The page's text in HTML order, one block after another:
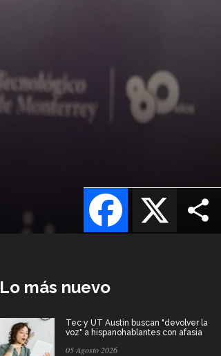
X
Facebook
Lo más nuevo
Tec y UT Austin buscan "devolver la
voz" a hispanohablantes con afasia
05 Agosto 2026